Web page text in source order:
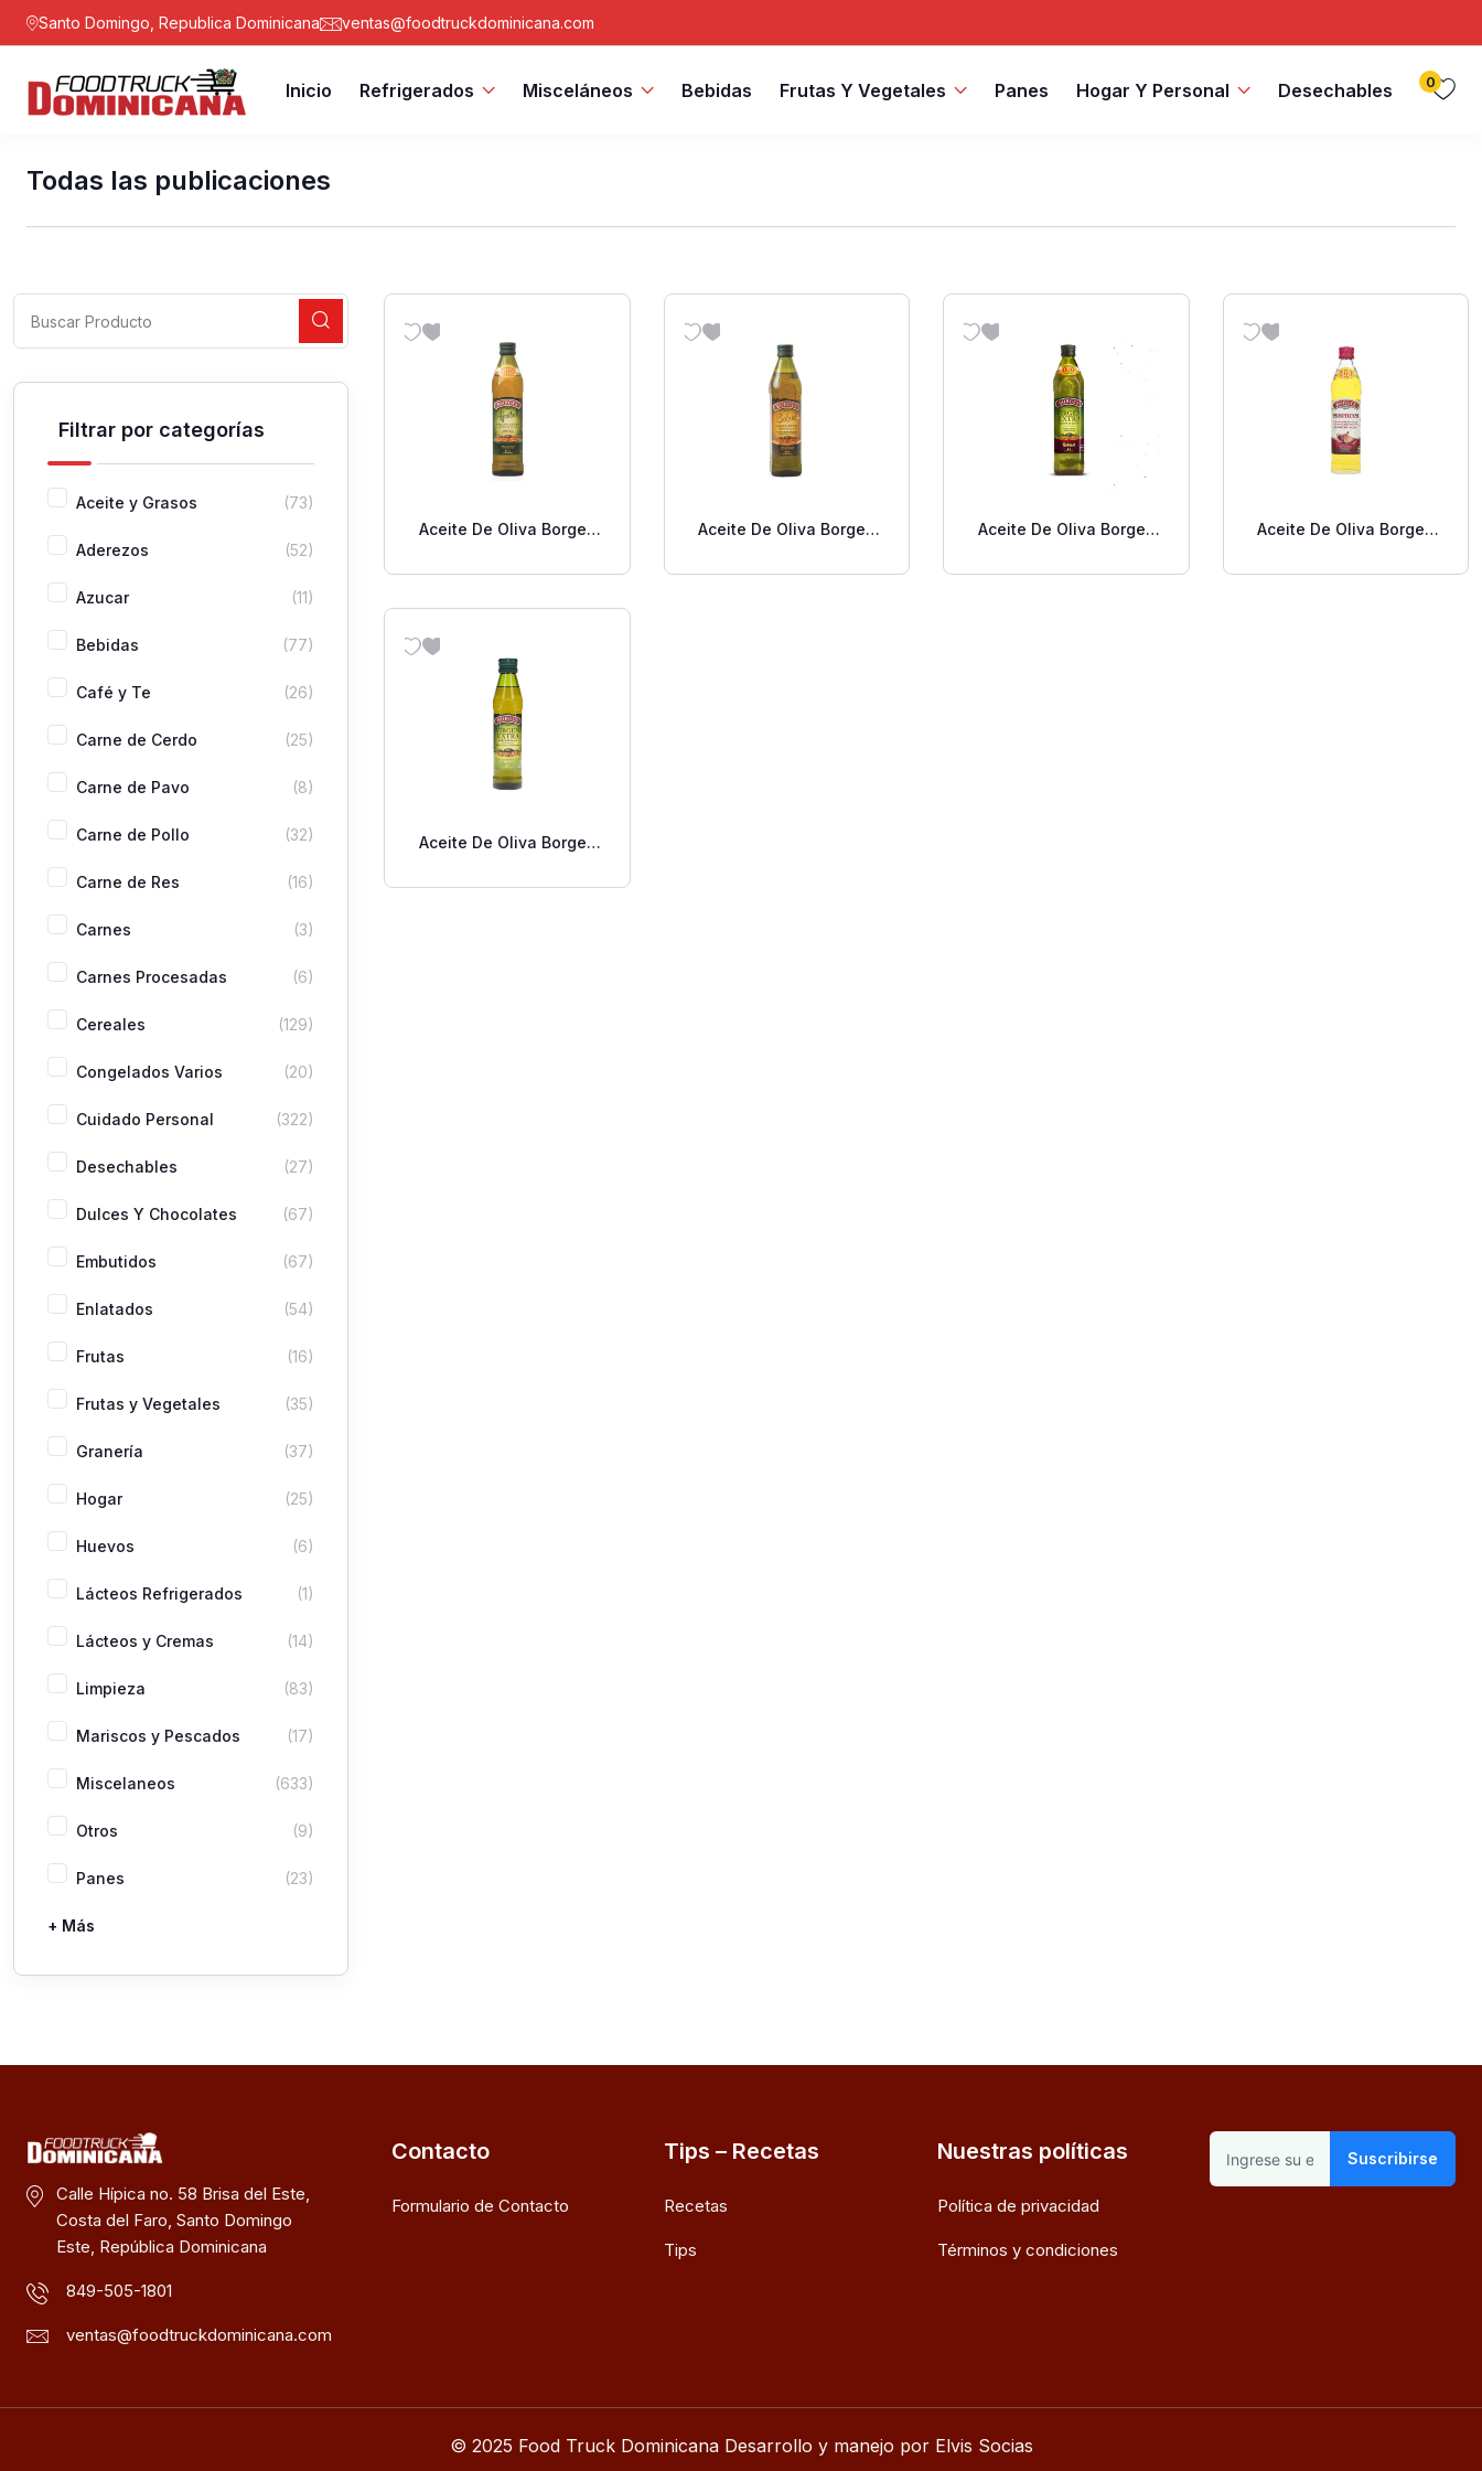
Santo Domingo, Republica Dominicana ventas@foodtruckdominicana.com
Inicio Refrigerados Misceláneos Bebidas Frutas Y Vegetales Panes Hogar Y Personal Desechables 0
Todas las publicaciones
Filtrar por categorías
Aceite y Grasos (73)
Aderezos (52)
Azucar (11)
Bebidas (77)
Café y Te (26)
Carne de Cerdo (25)
Carne de Pavo (8)
Carne de Pollo (32)
Carne de Res (16)
Carnes (3)
Carnes Procesadas (6)
Cereales (129)
Congelados Varios (20)
Cuidado Personal (322)
Desechables (27)
Dulces Y Chocolates (67)
Embutidos (67)
Enlatados (54)
Frutas (16)
Frutas y Vegetales (35)
Granería (37)
Hogar (25)
Huevos (6)
Lácteos Refrigerados (1)
Lácteos y Cremas (14)
Limpieza (83)
Mariscos y Pescados (17)
Miscelaneos (633)
Otros (9)
Panes (23)
Pastas
Picaderas
Sazones y Salsas
Vegetales
+ Más
Aceite De Oliva Borges
0.5 L
Aceite De Oliva Borges
L
Aceite De Oliva Borges
Aceite De Oliva Borges
Aceite De Oliva Borges
Calle Hípica no. 58 Brisa del Este,
Costa del Faro, Santo Domingo
Este, República Dominicana
849-505-1801
ventas@foodtruckdominicana.com
Contacto
Formulario de Contacto
Tips – Recetas
Recetas
Tips
Nuestras políticas
Política de privacidad
Términos y condiciones
Suscribirse
© 2025 Food Truck Dominicana Desarrollo y manejo por Elvis Socias